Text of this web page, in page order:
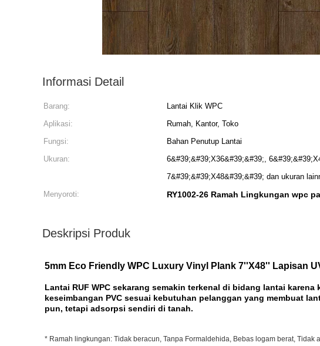
Informasi Detail
Barang: Lantai Klik WPC
Aplikasi:
Rumah, Kantor, Toko
Fungsi:
Bahan Penutup Lantai
Ukuran:
6&#39;&#39;X36&#39;&#39;,
7&#39;&#39;X48&#39;&#39; dan ukuran
Menyoroti: RY1002-26 Ramah Lingkungan wpc
Deskripsi Produk
5mm Eco Friendly WPC Luxury Vinyl Plank 7''X48'' Lapisan
Lantai RUF WPC sekarang semakin terkenal di bidang lantai
keseimbangan PVC sesuai kebutuhan pelanggan yang membuat
pun, tetapi adsorpsi sendiri di tanah.
* Ramah lingkungan: Tidak beracun, Tanpa Formaldehida, Bebas logam berat, Tidak